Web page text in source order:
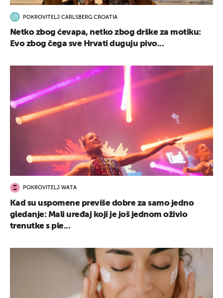
POKROVITELJ CARLSBERG CROATIA
Netko zbog ćevapa, netko zbog drške za motiku:
Evo zbog čega sve Hrvati duguju pivo...
POKROVITELJ WATA
Kad su uspomene previše dobre za samo jedno
gledanje: Mali uređaj koji je još jednom oživio
trenutke s ple...